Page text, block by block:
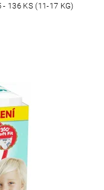
- 136 KS (11-17 KG)